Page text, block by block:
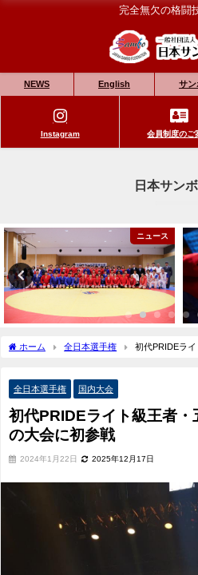
完全無欠の格闘
NEWS English サン
Instagram 会員制度のご
日本サン
ニュース
ホーム 全日本選手権
初代PRIDEラ
全日本選手権 国内大会
初代PRIDEライト級王者
の大会に初参戦
2024年1月22日 2025年12月17日